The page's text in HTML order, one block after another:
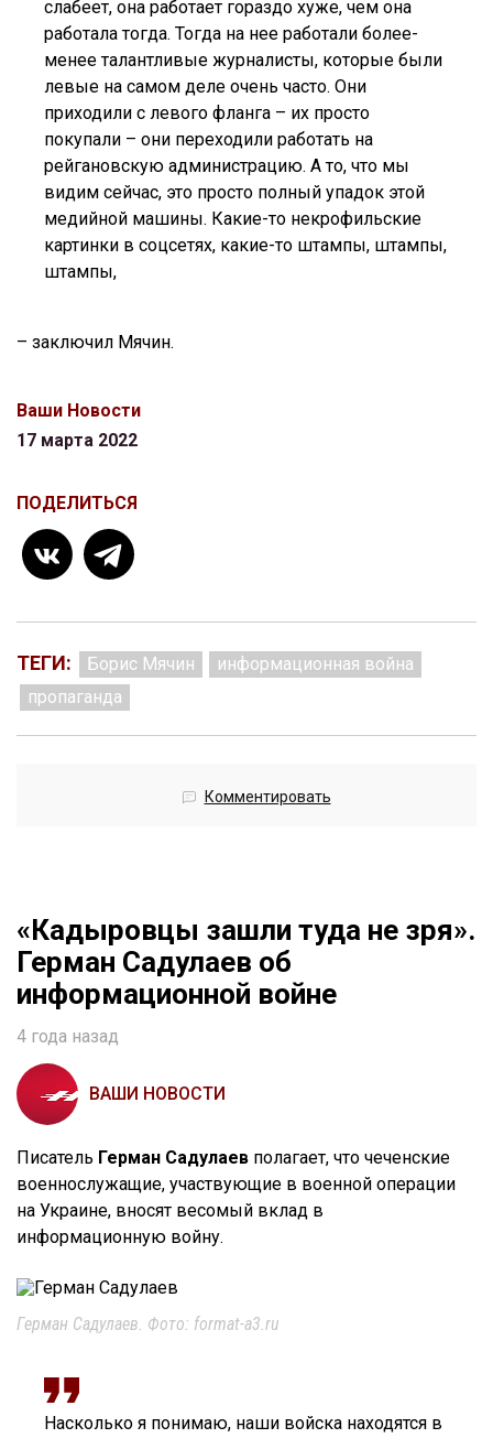
слабеет, она работает гораздо хуже, чем она
работала тогда. Тогда на нее работали более-
менее талантливые журналисты, которые были
левые на самом деле очень часто. Они
приходили с левого фланга – их просто
покупали – они переходили работать на
рейгановскую администрацию. А то, что мы
видим сейчас, это просто полный упадок этой
медийной машины. Какие-то некрофильские
картинки в соцсетях, какие-то штампы, штампы,
штампы,
– заключил Мячин.
Ваши Новости
17 марта 2022
ПОДЕЛИТЬСЯ
ТЕГИ: Борис Мячин
информационная война
пропаганда
Комментировать
«Кадыровцы зашли туда не зря».
Герман Садулаев об
информационной войне
4 года назад
ВАШИ НОВОСТИ
Писатель Герман Садулаев полагает, что чеченские
военнослужащие, участвующие в военной операции
на Украине, вносят весомый вклад в
информационную войну.
Герман Садулаев. Фото: format-a3.ru
Насколько я понимаю, наши войска находятся в